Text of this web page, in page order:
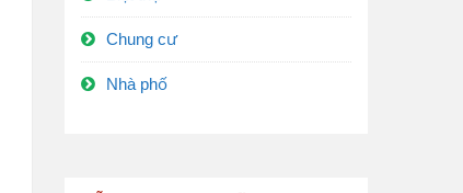
Chung cư
Nhà phố